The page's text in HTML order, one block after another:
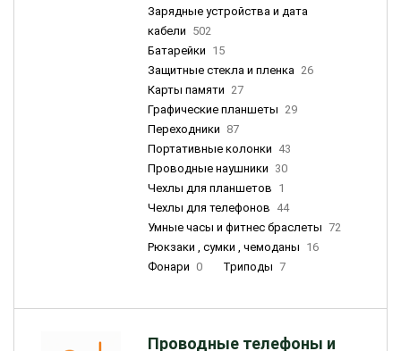
Зарядные устройства и дата
кабели 502
Батарейки 15
Защитные стекла и пленка 26
Карты памяти 27
Графические планшеты 29
Переходники 87
Портативные колонки 43
Проводные наушники 30
Чехлы для планшетов 1
Чехлы для телефонов 44
Умные часы и фитнес браслеты 72
Рюкзаки , сумки , чемоданы 16
Фонари 0 Триподы 7
Проводные телефоны и